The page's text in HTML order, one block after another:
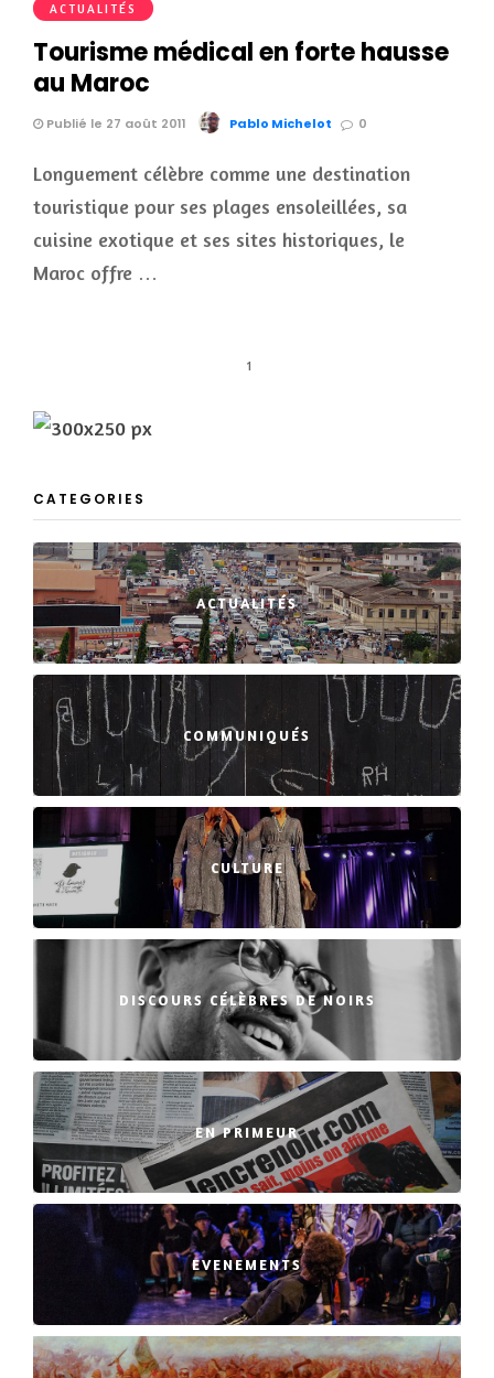
ACTUALITÉS
Tourisme médical en forte hausse
au Maroc
Publié le 27 août 2011 Pablo Michelot 0
Longuement célèbre comme une destination
touristique pour ses plages ensoleillées, sa
cuisine exotique et ses sites historiques, le
Maroc offre …
1
CATEGORIES
ACTUALITÉS
COMMUNIQUÉS
CULTURE
DISCOURS CÉLÈBRES DE NOIRS
EN PRIMEUR
EVENEMENTS